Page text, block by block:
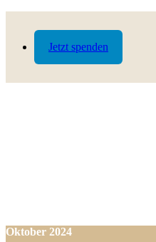
Jetzt spenden
Oktober 2024